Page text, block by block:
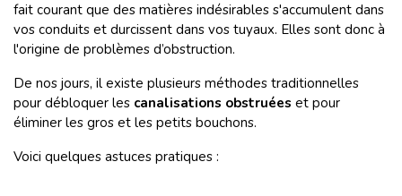
fait courant que des matières indésirables s'accumulent dans
vos conduits et durcissent dans vos tuyaux. Elles sont donc à
l'origine de problèmes d’obstruction.
De nos jours, il existe plusieurs méthodes traditionnelles
pour débloquer les canalisations obstruées et pour
éliminer les gros et les petits bouchons.
Voici quelques astuces pratiques :